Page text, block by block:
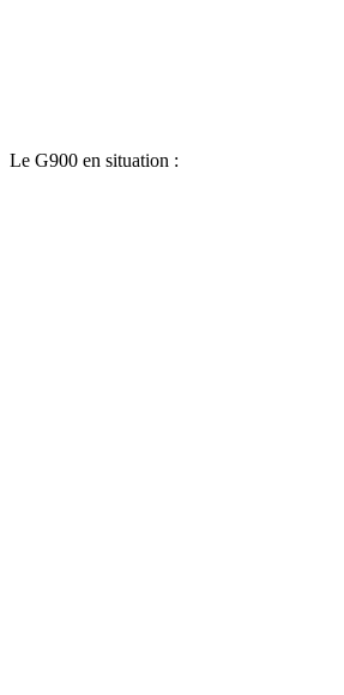
Le G900 en situation :